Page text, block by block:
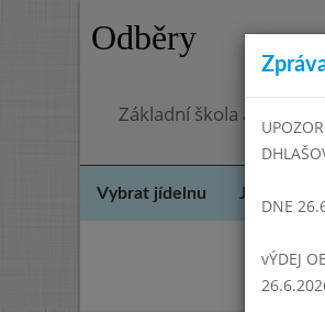
Odběry
Základní škola a
Vybrat jídelnu Jídelní
DNE
vÝDEJ